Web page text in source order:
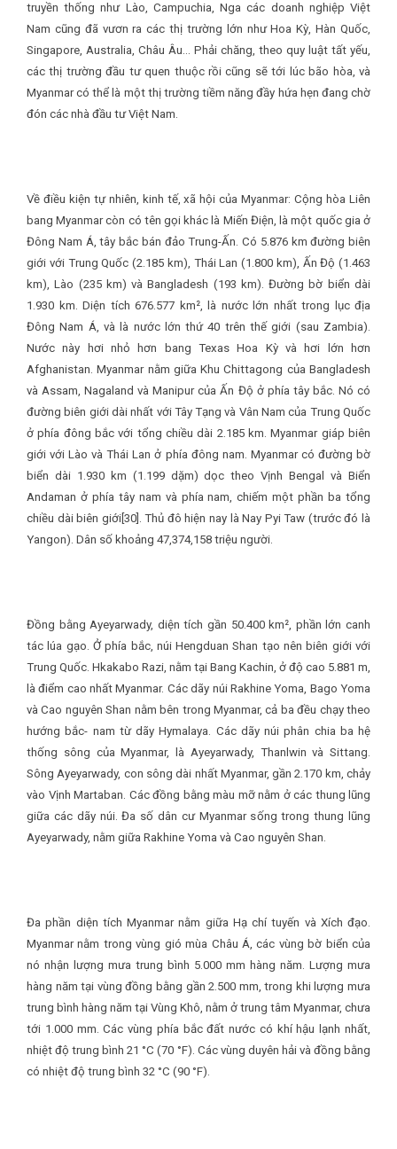
truyền thống như Lào, Campuchia, Nga các doanh nghiệp Việt
Nam cũng đã vươn ra các thị trường lớn như Hoa Kỳ, Hàn Quốc,
Singapore, Australia, Châu Âu… Phải chăng, theo quy luật tất yếu,
các thị trường đầu tư quen thuộc rồi cũng sẽ tới lúc bão hòa, và
Myanmar có thể là một thị trường tiềm năng đầy hứa hẹn đang chờ
đón các nhà đầu tư Việt Nam.
Về điều kiện tự nhiên, kinh tế, xã hội của Myanmar: Cộng hòa Liên
bang Myanmar còn có tên gọi khác là Miến Điện, là một quốc gia ở
Đông Nam Á, tây bắc bán đảo Trung-Ấn. Có 5.876 km đường biên
giới với Trung Quốc (2.185 km), Thái Lan (1.800 km), Ấn Độ (1.463
km), Lào (235 km) và Bangladesh (193 km). Đường bờ biển dài
1.930 km. Diện tích 676.577 km², là nước lớn nhất trong lục địa
Đông Nam Á, và là nước lớn thứ 40 trên thế giới (sau Zambia).
Nước này hơi nhỏ hơn bang Texas Hoa Kỳ và hơi lớn hơn
Afghanistan. Myanmar nằm giữa Khu Chittagong của Bangladesh
và Assam, Nagaland và Manipur của Ấn Độ ở phía tây bắc. Nó có
đường biên giới dài nhất với Tây Tạng và Vân Nam của Trung Quốc
ở phía đông bắc với tổng chiều dài 2.185 km. Myanmar giáp biên
giới với Lào và Thái Lan ở phía đông nam. Myanmar có đường bờ
biển dài 1.930 km (1.199 dặm) dọc theo Vịnh Bengal và Biển
Andaman ở phía tây nam và phía nam, chiếm một phần ba tổng
chiều dài biên giới[30]. Thủ đô hiện nay là Nay Pyi Taw (trước đó là
Yangon). Dân số khoảng 47,374,158 triệu người.
Đồng bằng Ayeyarwady, diện tích gần 50.400 km², phần lớn canh
tác lúa gạo. Ở phía bắc, núi Hengduan Shan tạo nên biên giới với
Trung Quốc. Hkakabo Razi, nằm tại Bang Kachin, ở độ cao 5.881 m,
là điểm cao nhất Myanmar. Các dãy núi Rakhine Yoma, Bago Yoma
và Cao nguyên Shan nằm bên trong Myanmar, cả ba đều chạy theo
hướng bắc- nam từ dãy Hymalaya. Các dãy núi phân chia ba hệ
thống sông của Myanmar, là Ayeyarwady, Thanlwin và Sittang.
Sông Ayeyarwady, con sông dài nhất Myanmar, gần 2.170 km, chảy
vào Vịnh Martaban. Các đồng bằng màu mỡ nằm ở các thung lũng
giữa các dãy núi. Đa số dân cư Myanmar sống trong thung lũng
Ayeyarwady, nằm giữa Rakhine Yoma và Cao nguyên Shan.
Đa phần diện tích Myanmar nằm giữa Hạ chí tuyến và Xích đạo.
Myanmar nằm trong vùng gió mùa Châu Á, các vùng bờ biển của
nó nhận lượng mưa trung bình 5.000 mm hàng năm. Lượng mưa
hàng năm tại vùng đồng bằng gần 2.500 mm, trong khi lượng mưa
trung bình hàng năm tại Vùng Khô, nằm ở trung tâm Myanmar, chưa
tới 1.000 mm. Các vùng phía bắc đất nước có khí hậu lạnh nhất,
nhiệt độ trung bình 21 °C (70 °F). Các vùng duyên hải và đồng bằng
có nhiệt độ trung bình 32 °C (90 °F).